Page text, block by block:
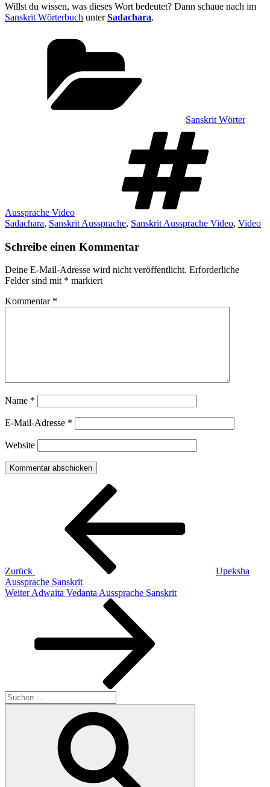
Willst du wissen, was dieses Wort bedeutet? Dann schaue nach im
Sanskrit Wörterbuch unterSadachara.
Sanskrit Wörter
Aussprache Video
Sadachara, Sanskrit Aussprache, Sanskrit Aussprache Video, Video
Schreibe einen Kommentar
Deine E-Mail-Adresse wird nicht veröffentlicht. Erforderliche
Felder sind mit * markiert
Kommentar *
Name *
E-Mail-Adresse *
Website
Beitragsnavigation
Zurück
Upeksha
Aussprache Sanskrit
Nächster
Weiter Adwaita Vedanta Aussprache Sanskrit
Suchen
nach: